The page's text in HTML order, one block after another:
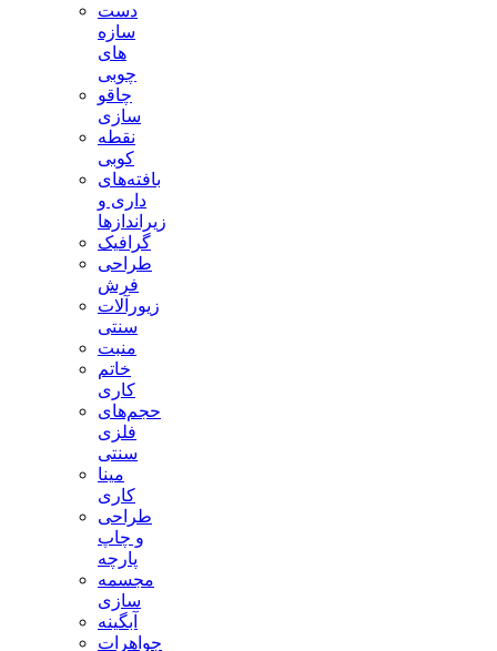
دست
سازه
های
چوبی
چاقو
سازی
نقطه
کوبی
بافته‌های
داری و
زیراندازها
گرافیک
طراحی
فرش
زیورآلات
سنتی
منبت
خاتم
کاری
حجم‌های
فلزی
سنتی
مینا
کاری
طراحی
و چاپ
پارچه
مجسمه
سازی
آبگینه
جواهرات